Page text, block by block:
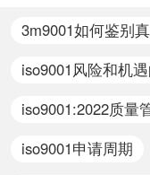
3m9001如何鉴别
iso9001风险和机
iso9001:2022质量
iso9001申请周期